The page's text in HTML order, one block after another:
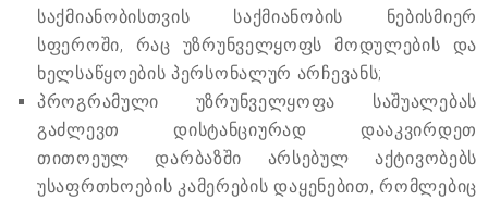
საქმიანობისთვის საქმიანობის ნებისმიერ
სფეროში, რაც უზრუნველყოფს მოდულების და
ხელსაწყოების პერსონალურ არჩევანს;
პროგრამული უზრუნველყოფა საშუალებას
გაძლევთ დისტანციურად დააკვირდეთ
თითოეულ დარბაზში არსებულ აქტივობებს
უსაფრთხოების კამერების დაყენებით, რომლებიც